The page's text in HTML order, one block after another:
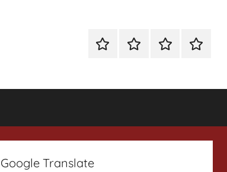
EspecialEnoturismoRanking
Google Translate